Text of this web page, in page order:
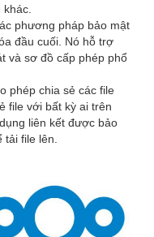
phương pháp bảo mật
đầu cuối. Nó hỗ trợ
và sơ đồ cấp phép phổ
phép chia sẻ các file
file với bất kỳ ai trên
liên kết được bảo
file lên.